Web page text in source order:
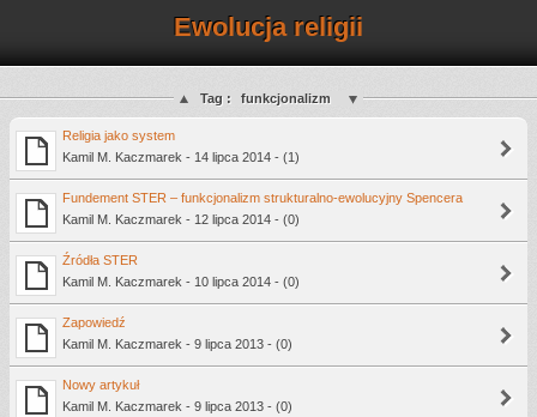
Ewolucja religii
Tag : funkcjonalizm
Religia jako system
Kamil M. Kaczmarek - 14 lipca 2014 - (1)
Fundement STER – funkcjonalizm strukturalno-ewolucyjny Spencera
Kamil M. Kaczmarek - 12 lipca 2014 - (0)
Źródła STER
Kamil M. Kaczmarek - 10 lipca 2014 - (0)
Zapowiedź
Kamil M. Kaczmarek - 9 lipca 2013 - (0)
Nowy artykuł
Kamil M. Kaczmarek - 9 lipca 2013 - (0)